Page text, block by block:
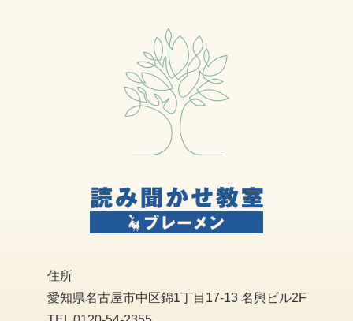
住所
愛知県名古屋市中区錦1丁目17-13 名興ビル2F